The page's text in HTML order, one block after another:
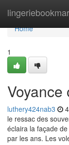
Home
Home
1
Voyance
luthery424nab3
le ressac des
éclaira la façade
par les ans. Les